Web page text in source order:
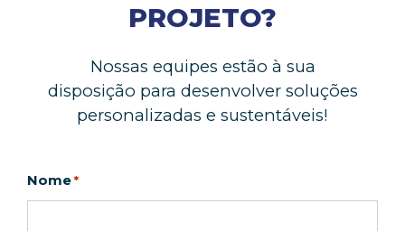
PROJETO?
Nossas equipes estão à sua
disposição para desenvolver soluções
personalizadas e sustentáveis!
Nome *